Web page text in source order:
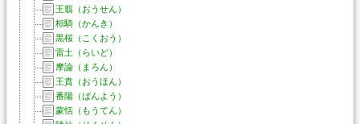
王翦（おうせん）
桓騎（かんき）
黒桜（こくおう）
雷土（らいど）
摩論（まろん）
王賁（おうほん）
番陽（ばんよう）
蒙恬（もうてん）